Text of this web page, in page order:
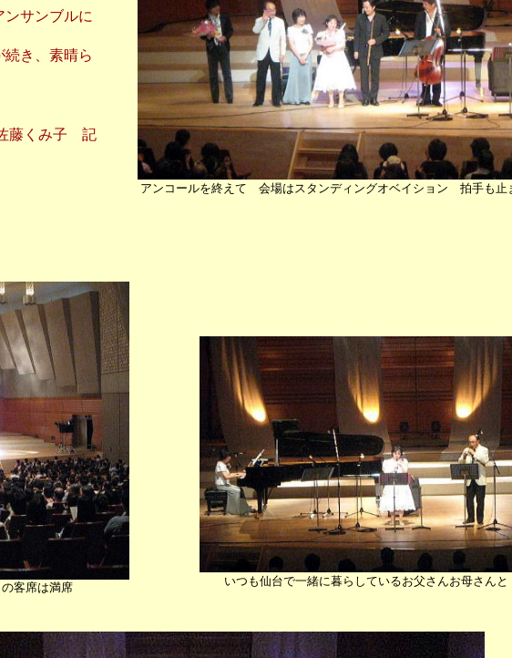
アンコールを終えて 会場はスタンディングオベイション 拍手も止
サンブルに
き、素晴ら
藤くみ子 記
客席は満席 いつも仙台で一緒に暮らしているお父さんお母さんと